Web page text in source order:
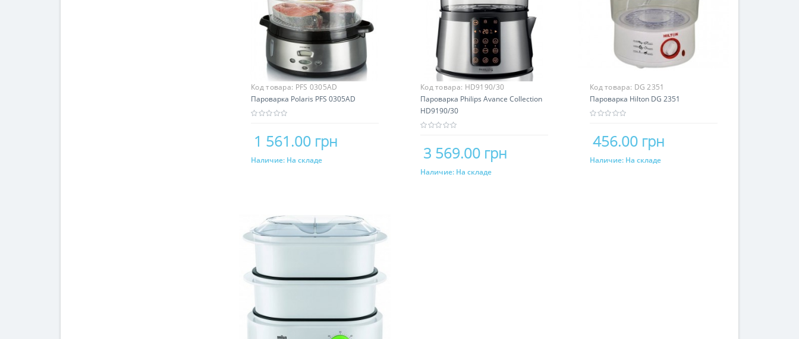
Код товара: PFS 0305АD
Пароварка Polaris PFS 0305АD
1 561.00 грн
Купить
Наличие: На складе
Код товара: HD9190/30
Пароварка Philips Avance Collection
HD9190/30
3 569.00 грн
Купить
Наличие: На складе
Код товара: DG 2351
Пароварка Hilton DG 2351
456.00 грн
Купить
Наличие: На складе